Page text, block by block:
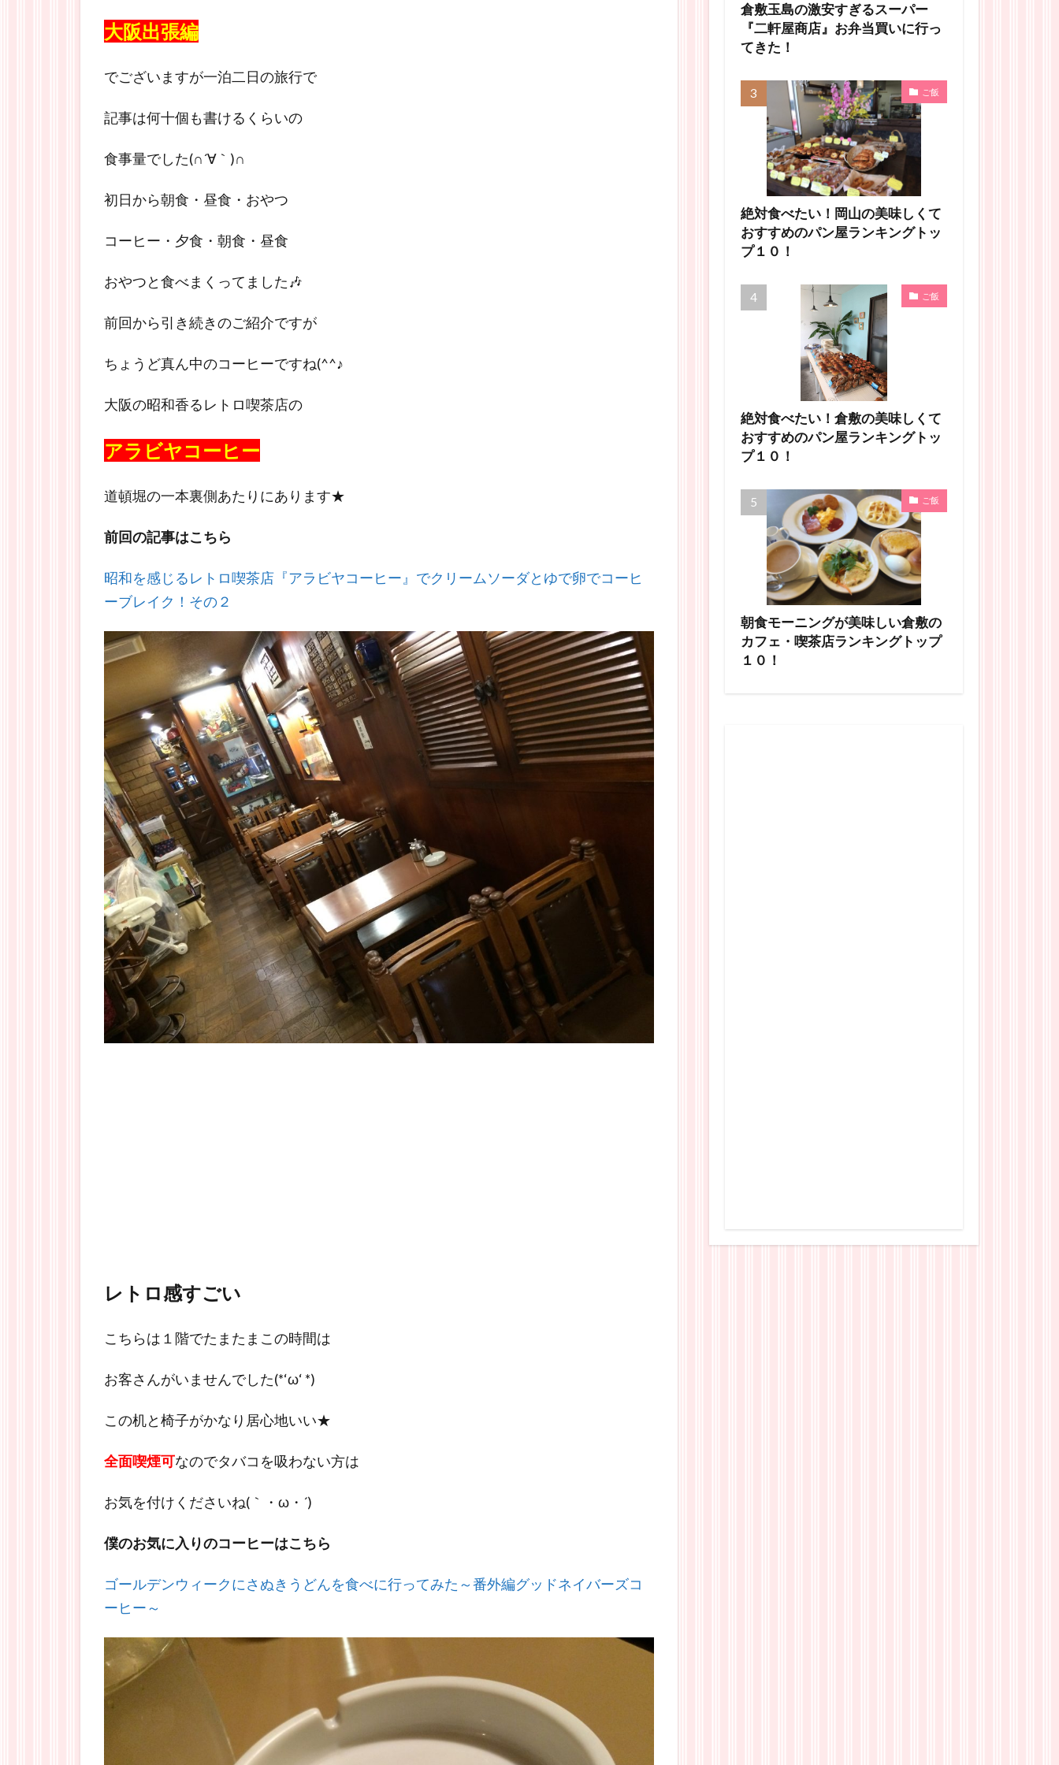
大阪出張編
でございますが一泊二日の旅行で
記事は何十個も書けるくらいの
食事量でした(∩´∀｀)∩
初日から朝食・昼食・おやつ
コーヒー・夕食・朝食・昼食
おやつと食べまくってました🎶
前回から引き続きのご紹介ですが
ちょうど真ん中のコーヒーですね(^^♪
大阪の昭和香るレトロ喫茶店の
アラビヤコーヒー
道頓堀の一本裏側あたりにあります★
前回の記事はこちら
昭和を感じるレトロ喫茶店『アラビヤコーヒー』でクリームソーダとゆで卵でコーヒ
ーブレイク！その２
レトロ感すごい
こちらは１階でたまたまこの時間は
お客さんがいませんでした(*‘ω‘ *)
この机と椅子がかなり居心地いい★
全面喫煙可なのでタバコを吸わない方は
お気を付けくださいね(｀・ω・´)
僕のお気に入りのコーヒーはこちら
ゴールデンウィークにさぬきうどんを食べに行ってみた～番外編グッドネイバーズコ
ーヒー～
倉敷玉島の激安すぎるスーパー
『二軒屋商店』お弁当買いに行っ
てきた！
ご飯
絶対食べたい！岡山の美味しくて
おすすめのパン屋ランキングトッ
プ１０！
ご飯
絶対食べたい！倉敷の美味しくて
おすすめのパン屋ランキングトッ
プ１０！
ご飯
朝食モーニングが美味しい倉敷の
カフェ・喫茶店ランキングトップ
１０！